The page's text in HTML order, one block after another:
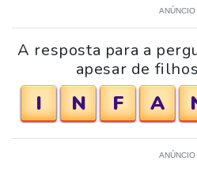
ANÚNCIO
A resposta para a
apesar de
I N F A
ANÚNCIO